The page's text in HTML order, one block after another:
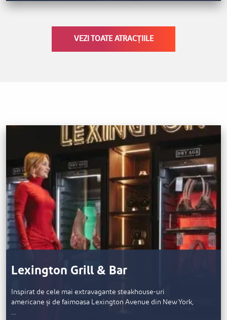
VEZI TOATE ATRACȚIILE
Lexington Grill & Bar
Inspirat de cele mai extravagante steakhouse-uri
americane și de faimoasa Lexington Avenue din New York,
…